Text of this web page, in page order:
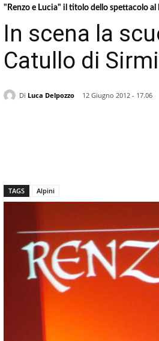
"Renzo e Lucia" il titolo dello spettacolo al
In scena la
Catullo di
Di Luca Delpozzo
12 Giugno 2012 - 17.06
TAGS Alpini